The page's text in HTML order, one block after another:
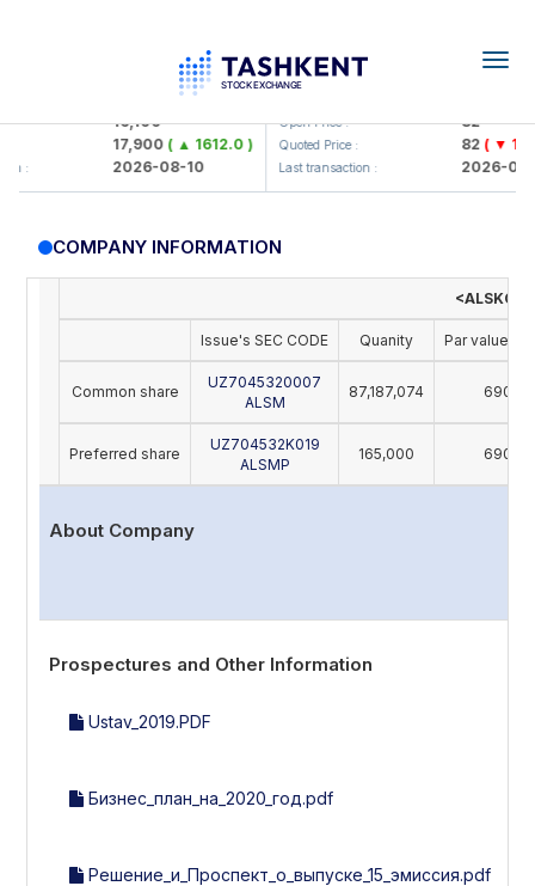
16,100
17,900( ▲ 1612.0 )
2026-08-10
KFSK (<Kafolat sug'urta
Open Price : 82
Quoted Price : 82( ▼ 1.91 )
Last transaction : 2026-08-
COMPANY INFORMATION
Issue's SEC CODE Quanity Par value
Common share
UZ7045320007
ALSM
87,187,074 690
Preferred share
UZ704532K019
ALSMP
165,000 690
About Company
Prospectures and Other Information
Ustav_2019.PDF
Бизнес_план_на_2020_год.pdf
Решение_и_Проспект_о_выпуске_15_эмиссия.pdf